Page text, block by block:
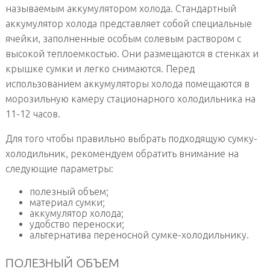
называемым аккумулятором холода. Стандартный
аккумулятор холода представляет собой специальные
ячейки, заполненные особым солевым раствором с
высокой теплоемкостью. Они размещаются в стенках и
крышке сумки и легко снимаются. Перед
использованием аккумуляторы холода помещаются в
морозильную камеру стационарного холодильника на
11-12 часов.
Для того чтобы правильно выбрать подходящую сумку-
холодильник, рекомендуем обратить внимание на
следующие параметры:
полезный объем;
материал сумки;
аккумулятор холода;
удобство переноски;
альтернатива переносной сумке-холодильнику.
ПОЛЕЗНЫЙ ОБЪЕМ